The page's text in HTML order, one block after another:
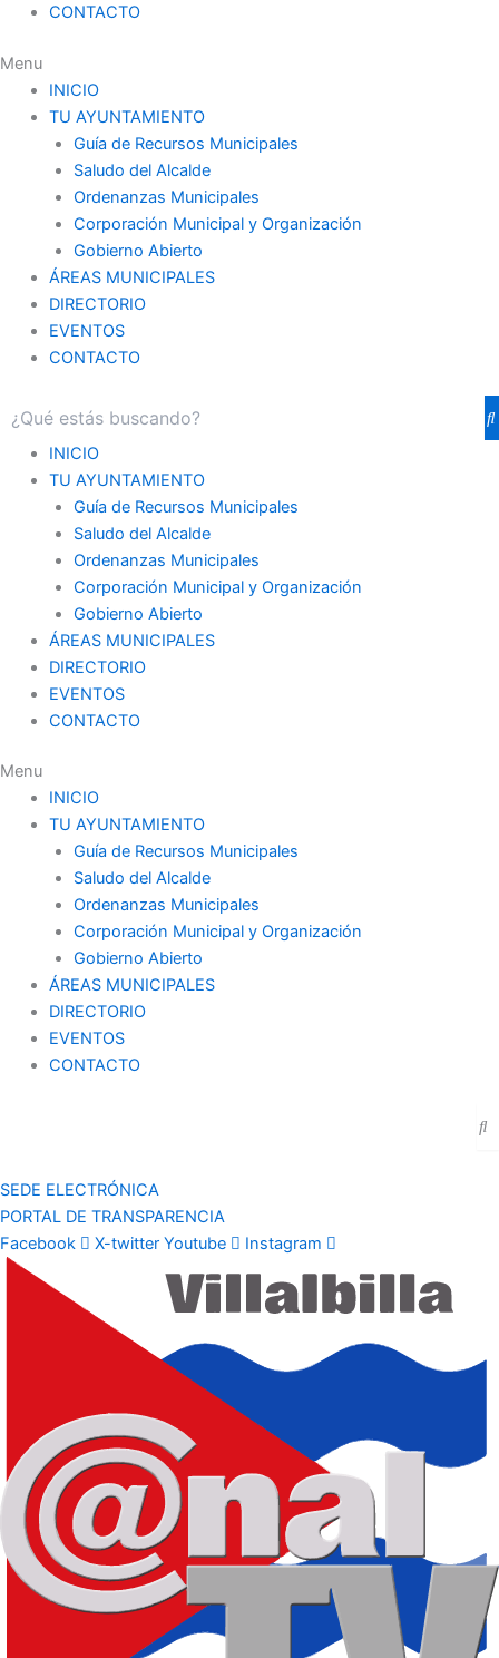
CONTACTO
Menu
INICIO
TU AYUNTAMIENTO
Guía de Recursos Municipales
Saludo del Alcalde
Ordenanzas Municipales
Corporación Municipal y Organización
Gobierno Abierto
ÁREAS MUNICIPALES
DIRECTORIO
EVENTOS
CONTACTO
INICIO
TU AYUNTAMIENTO
Guía de Recursos Municipales
Saludo del Alcalde
Ordenanzas Municipales
Corporación Municipal y Organización
Gobierno Abierto
ÁREAS MUNICIPALES
DIRECTORIO
EVENTOS
CONTACTO
Menu
INICIO
TU AYUNTAMIENTO
Guía de Recursos Municipales
Saludo del Alcalde
Ordenanzas Municipales
Corporación Municipal y Organización
Gobierno Abierto
ÁREAS MUNICIPALES
DIRECTORIO
EVENTOS
CONTACTO
SEDE ELECTRÓNICA
PORTAL DE TRANSPARENCIA
Facebook
X-twitter Youtube Instagram